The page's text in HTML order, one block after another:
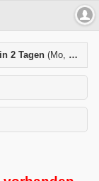
in 2 Tagen (Mo, 10.08)